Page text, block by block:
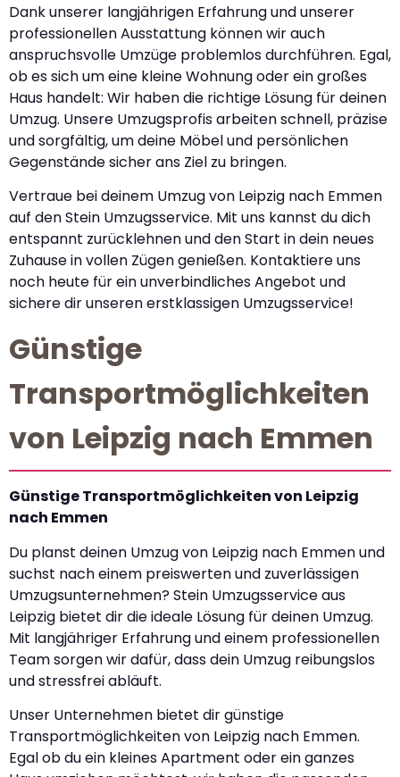
Dank unserer langjährigen Erfahrung und unserer
professionellen Ausstattung können wir auch
anspruchsvolle Umzüge problemlos durchführen. Egal,
ob es sich um eine kleine Wohnung oder ein großes
Haus handelt: Wir haben die richtige Lösung für deinen
Umzug. Unsere Umzugsprofis arbeiten schnell, präzise
und sorgfältig, um deine Möbel und persönlichen
Gegenstände sicher ans Ziel zu bringen.
Vertraue bei deinem Umzug von Leipzig nach Emmen
auf den Stein Umzugsservice. Mit uns kannst du dich
entspannt zurücklehnen und den Start in dein neues
Zuhause in vollen Zügen genießen. Kontaktiere uns
noch heute für ein unverbindliches Angebot und
sichere dir unseren erstklassigen Umzugsservice!
Günstige
Transportmöglichkeiten
von Leipzig nach Emmen
Günstige Transportmöglichkeiten von Leipzig
nach Emmen
Du planst deinen Umzug von Leipzig nach Emmen und
suchst nach einem preiswerten und zuverlässigen
Umzugsunternehmen? Stein Umzugsservice aus
Leipzig bietet dir die ideale Lösung für deinen Umzug.
Mit langjähriger Erfahrung und einem professionellen
Team sorgen wir dafür, dass dein Umzug reibungslos
und stressfrei abläuft.
Unser Unternehmen bietet dir günstige
Transportmöglichkeiten von Leipzig nach Emmen.
Egal ob du ein kleines Apartment oder ein ganzes